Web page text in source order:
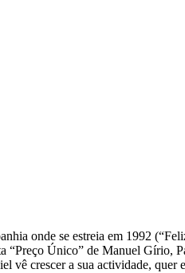
onde se estreia em 1992
Único” de Manuel Gírio,
vê crescer a sua actividade, quer